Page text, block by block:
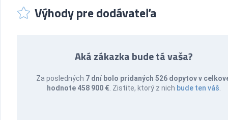
Výhody pre dodávateľa
Aká zákazka bude tá vaša?
Za posledných 7 dní bolo pridaných 526 dopytov v
hodnote 458 900 € . Zistite, ktorý z nich bude ten váš